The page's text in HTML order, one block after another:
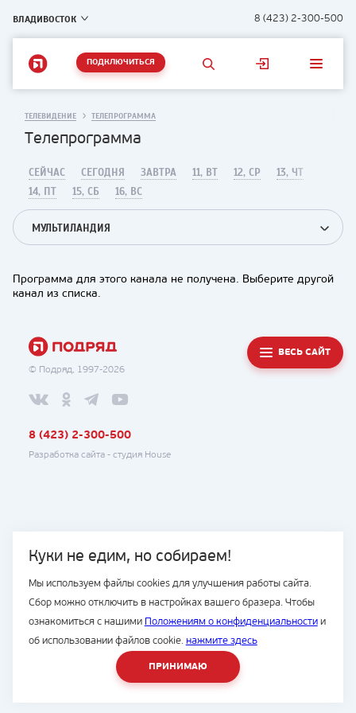
ВЛАДИВОСТОК 8 (423) 2-300-500
ПОДКЛЮЧИТЬСЯ
Куки не едим, но собираем!
Мы используем файлы cookies для улучшения работы сайта.
Сбор можно отключить в настройках вашего бразера. Чтобы
ознакомиться с нашими Положениям о конфиденциальностии
об использовании файлов cookie. нажмите здесь
ПРИНИМАЮ
ТЕЛЕВИДЕНИЕ ТЕЛЕПРОГРАММА
Телепрограмма
СЕЙЧАС СЕГОДНЯ ЗАВТРА 11, ВТ 12, СР
13, ЧТ
14, ПТ
15, СБ 16, ВС
МУЛЬТИЛАНДИЯ
Программа для этого канала не получена. Выберите другой
канал из списка.
© Подряд, 1997-2026
ВЕСЬ САЙТ
8 (423) 2-300-500
Разработка сайта - студия House